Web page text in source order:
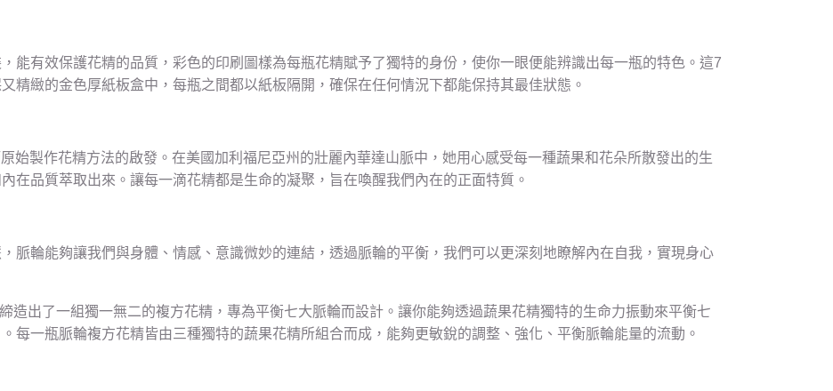
能有效保護花精的品質，彩色的印刷圖樣為每瓶花精賦予了獨特的身份，使你一眼便能辨識出每一瓶的特色。這7
精緻的金色厚紙板盒中，每瓶之間都以紙板隔開，確保在任何情況下都能保持其最佳狀態。
始製作花精方法的啟發。在美國加利福尼亞州的壯麗內華達山脈中，她用心感受每一種蔬果和花朵所散發出的生
在品質萃取出來。讓每一滴花精都是生命的凝聚，旨在喚醒我們內在的正面特質。
脈輪能夠讓我們與身體、情感、意識微妙的連結，透過脈輪的平衡，我們可以更深刻地瞭解內在自我，實現身心
造出了一組獨一無二的複方花精，專為平衡七大脈輪而設計。讓你能夠透過蔬果花精獨特的生命力振動來平衡七
每一瓶脈輪複方花精皆由三種獨特的蔬果花精所組合而成，能夠更敏銳的調整、強化、平衡脈輪能量的流動。